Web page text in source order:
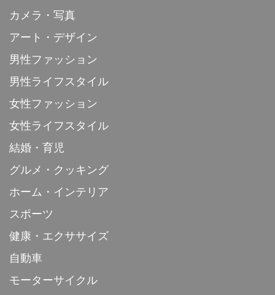
カメラ・写真
アート・デザイン
男性ファッション
男性ライフスタイル
女性ファッション
女性ライフスタイル
結婚・育児
グルメ・クッキング
ホーム・インテリア
スポーツ
健康・エクササイズ
自動車
モーターサイクル